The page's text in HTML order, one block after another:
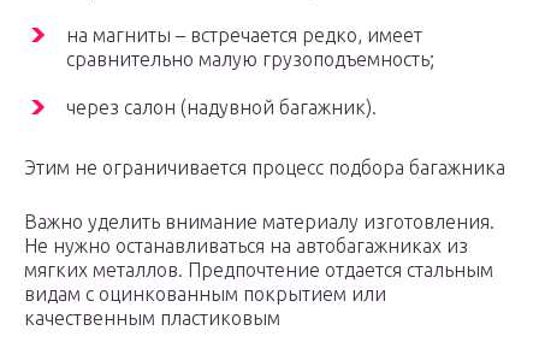
на магниты – встречается редко, имеет
сравнительно малую грузоподъемность;
через салон (надувной багажник).
Этим не ограничивается процесс подбора багажника
Важно уделить внимание материалу изготовления.
Не нужно останавливаться на автобагажниках из
мягких металлов. Предпочтение отдается стальным
видам с оцинкованным покрытием или
качественным пластиковым